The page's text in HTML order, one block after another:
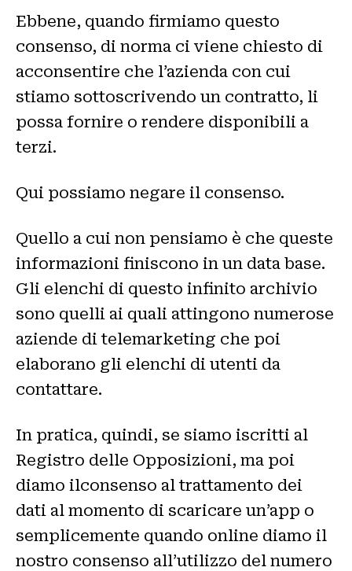
Ebbene, quando firmiamo questo
consenso, di norma ci viene chiesto di
acconsentire che l’azienda con cui
stiamo sottoscrivendo un contratto, li
possa fornire o rendere disponibili a
terzi.
Qui possiamo negare il consenso.
Quello a cui non pensiamo è che queste
informazioni finiscono in un data base.
Gli elenchi di questo infinito archivio
sono quelli ai quali attingono numerose
aziende di telemarketing che poi
elaborano gli elenchi di utenti da
contattare.
In pratica, quindi, se siamo iscritti al
Registro delle Opposizioni, ma poi
diamo ilconsenso al trattamento dei
dati al momento di scaricare un’app o
semplicemente quando online diamo il
nostro consenso all’utilizzo del numero